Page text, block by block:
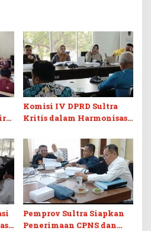
Komisi IV DPRD Sultra
Kritis dalam Harmonisasi
Perubahan APBD 2026
Pemprov Sultra Siapkan
Penerimaan CPNS dan